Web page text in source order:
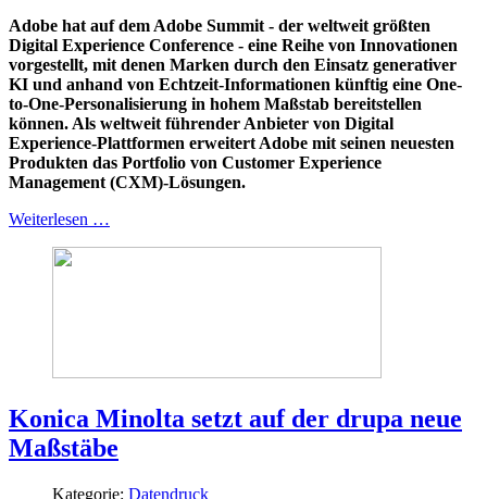
Adobe hat auf dem Adobe Summit - der weltweit größten
Digital Experience Conference - eine Reihe von Innovationen
vorgestellt, mit denen Marken durch den Einsatz generativer
KI und anhand von Echtzeit-Informationen künftig eine One-
to-One-Personalisierung in hohem Maßstab bereitstellen
können. Als weltweit führender Anbieter von Digital
Experience-Plattformen erweitert Adobe mit seinen neuesten
Produkten das Portfolio von Customer Experience
Management (CXM)-Lösungen.
Weiterlesen …
Konica Minolta setzt auf der drupa neue
Maßstäbe
Kategorie: Datendruck